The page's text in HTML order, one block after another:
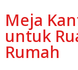
Meja
untuk
Rumah